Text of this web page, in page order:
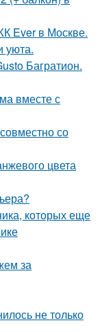
Ever в Москве.
уюта.
Багратион.
вместе с
со
цвета
которых еще
за
не только